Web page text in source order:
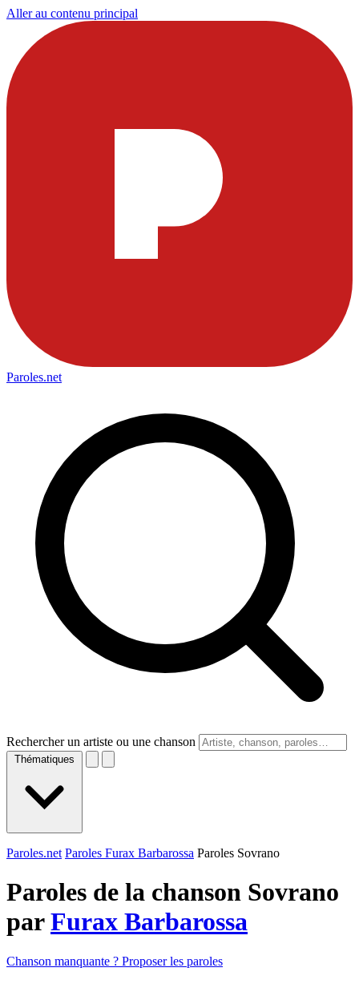
Aller au contenu principal
Paroles.net
Rechercher un artiste ou une chanson
Thématiques
Paroles.net Paroles Furax Barbarossa Paroles Sovrano
Paroles de la chanson Sovrano
parFurax Barbarossa
Chanson manquante ? Proposer les paroles